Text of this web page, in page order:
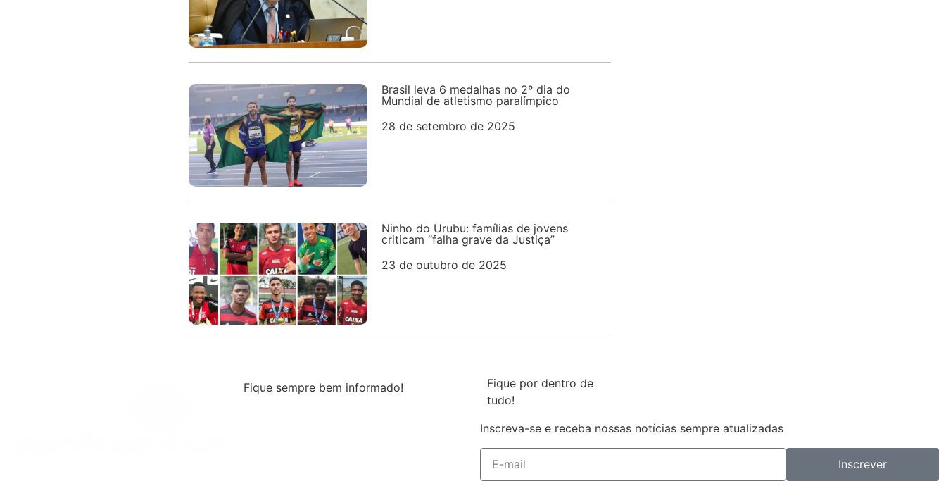
Brasil leva 6 medalhas no 2º dia do
Mundial de atletismo paralímpico
28 de setembro de 2025
Ninho do Urubu: famílias de jovens
criticam “falha grave da Justiça”
23 de outubro de 2025
Fique sempre bem informado!
Fique por dentro de
tudo!
Inscreva-se e receba nossas notícias sempre atualizadas
Inscrever